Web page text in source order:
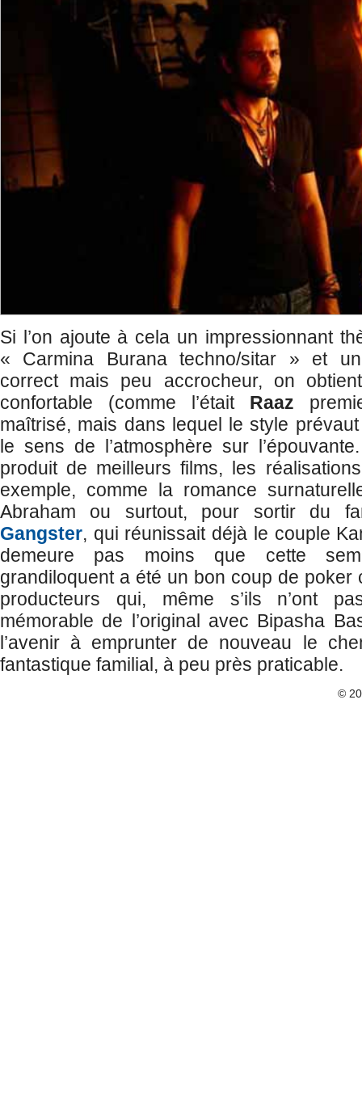
Si l’on ajoute à cela un impressionnant
« Carmina Burana techno/sitar » et
correct mais peu accrocheur, on
confortable (comme l’était Raaz
maîtrisé, mais dans lequel le style
le sens de l’atmosphère sur
produit de meilleurs films, les
exemple, comme la romance
Abraham ou surtout, pour sortir du
Gangster, qui réunissait déjà le couple
demeure pas moins que cette
grandiloquent a été un bon coup de poker
producteurs qui, même s’ils n’ont
mémorable de l’original avec Bipasha
l’avenir à emprunter de nouveau le
fantastique familial, à peu près praticable.
©